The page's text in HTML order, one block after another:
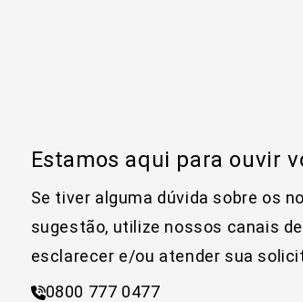
Estamos aqui para ouvir
Se tiver alguma dúvida sobre os
sugestão, utilize nossos canais
esclarecer e/ou atender sua
0800 777 0477